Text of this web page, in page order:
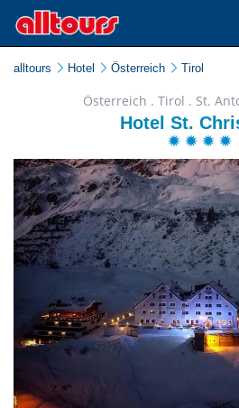
alltours Hotel Österreich Tirol
Österreich . Tirol . St.
Hotel St.